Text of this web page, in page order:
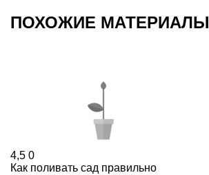
ПОХОЖИЕ МАТЕРИАЛЫ
4,5 0
Как поливать сад правильно